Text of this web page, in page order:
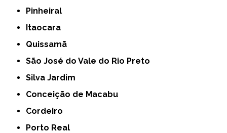
Pinheiral
Itaocara
Quissamã
São José do Vale do Rio Preto
Silva Jardim
Conceição de Macabu
Cordeiro
Porto Real